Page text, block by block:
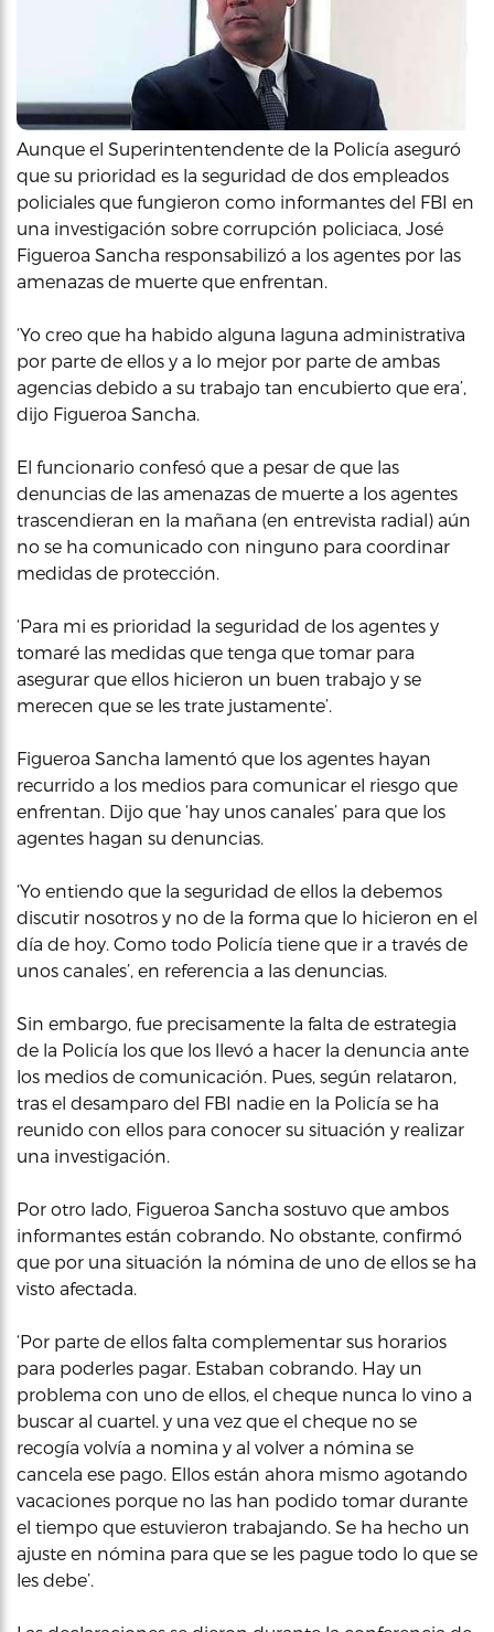
Aunque el Superintentendente de la Policía aseguró
que su prioridad es la seguridad de dos empleados
policiales que fungieron como informantes del FBI en
una investigación sobre corrupción policiaca, José
Figueroa Sancha responsabilizó a los agentes por las
amenazas de muerte que enfrentan.
‘Yo creo que ha habido alguna laguna administrativa
por parte de ellos y a lo mejor por parte de ambas
agencias debido a su trabajo tan encubierto que era’,
dijo Figueroa Sancha.
El funcionario confesó que a pesar de que las
denuncias de las amenazas de muerte a los agentes
trascendieran en la mañana (en entrevista radial) aún
no se ha comunicado con ninguno para coordinar
medidas de protección.
‘Para mi es prioridad la seguridad de los agentes y
tomaré las medidas que tenga que tomar para
asegurar que ellos hicieron un buen trabajo y se
merecen que se les trate justamente’.
Figueroa Sancha lamentó que los agentes hayan
recurrido a los medios para comunicar el riesgo que
enfrentan. Dijo que ‘hay unos canales’ para que los
agentes hagan su denuncias.
‘Yo entiendo que la seguridad de ellos la debemos
discutir nosotros y no de la forma que lo hicieron en el
día de hoy. Como todo Policía tiene que ir a través de
unos canales’, en referencia a las denuncias.
Sin embargo, fue precisamente la falta de estrategia
de la Policía los que los llevó a hacer la denuncia ante
los medios de comunicación. Pues, según relataron,
tras el desamparo del FBI nadie en la Policía se ha
reunido con ellos para conocer su situación y realizar
una investigación.
Por otro lado, Figueroa Sancha sostuvo que ambos
informantes están cobrando. No obstante, confirmó
que por una situación la nómina de uno de ellos se ha
visto afectada.
‘Por parte de ellos falta complementar sus horarios
para poderles pagar. Estaban cobrando. Hay un
problema con uno de ellos, el cheque nunca lo vino a
buscar al cuartel. y una vez que el cheque no se
recogía volvía a nomina y al volver a nómina se
cancela ese pago. Ellos están ahora mismo agotando
vacaciones porque no las han podido tomar durante
el tiempo que estuvieron trabajando. Se ha hecho un
ajuste en nómina para que se les pague todo lo que se
les debe’.